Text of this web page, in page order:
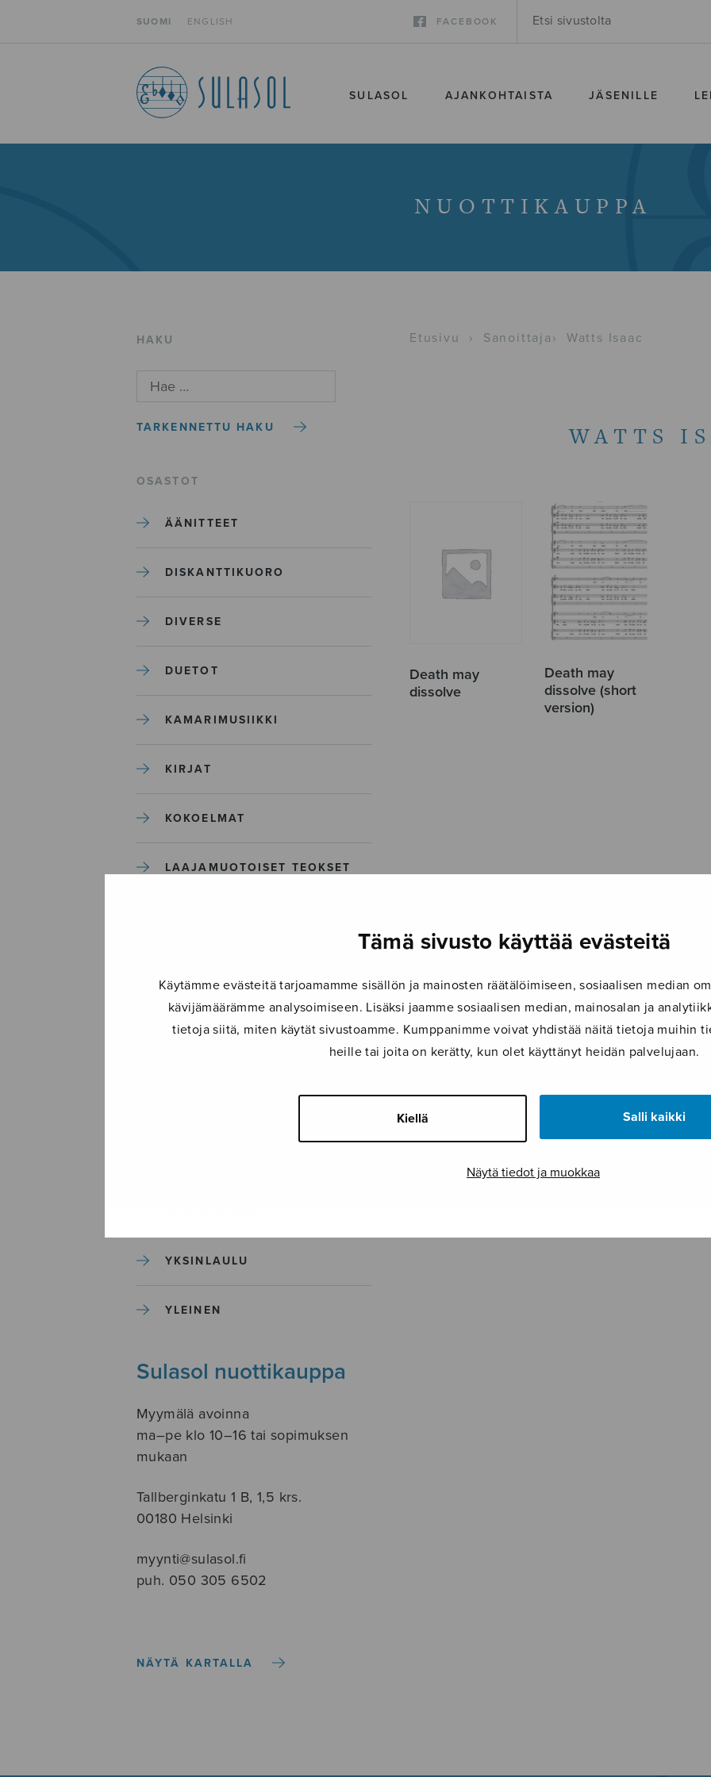
Tämä sivusto käyttää evästeitä
Käytämme evästeitä tarjoamamme sisällön ja mainosten räätälöimiseen, sosiaalisen median
kävijämäärämme analysoimiseen. Lisäksi jaamme sosiaalisen median, mainosalan ja
tietoja siitä, miten käytät sivustoamme. Kumppanimme voivat yhdistää näitä tietoja muihin
heille tai joita on kerätty, kun olet käyttänyt heidän palvelujaan.
Kiellä Salli kaikki
Näytä tiedot ja muokkaa
SUOMI ENGLISH FACEBOOK
SULASOL AJANKOHTAISTA JÄSENILLE
NUOTTIKAUPPA
HAKU
TARKENNETTU HAKU
OSASTOT
ÄÄNITTEET
DISKANTTIKUORO
DIVERSE
DUETOT
KAMARIMUSIIKKI
KIRJAT
KOKOELMAT
LAAJAMUOTOISET TEOKSET
MUUT
YKSINLAULU
YLEINEN
Sulasol nuottikauppa
Myymälä avoinna
ma–pe klo 10–16 tai sopimuksen
mukaan
Tallberginkatu 1 B, 1,5 krs.
00180 Helsinki
myynti@sulasol.fi
puh. 050 305 6502
NÄYTÄ KARTALLA
Etusivu › Sanoittaja › Watts Isaac
WATTS
Death may
dissolve
Death may
dissolve (short
version)